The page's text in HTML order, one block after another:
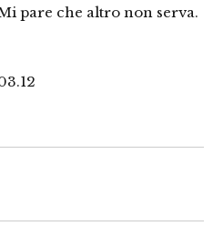
pare che altro non serva.